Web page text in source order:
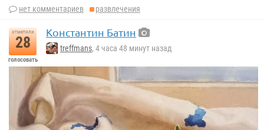
Юлия Стейнберг
нет комментариев развлечения
отметили
28
голосовать
Константин Батин
treffmans, 4 часа 48 минут назад